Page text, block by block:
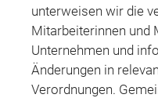
unterweisen wir die
Mitarbeiterinnen und
Unternehmen und
Änderungen in
Verordnungen.